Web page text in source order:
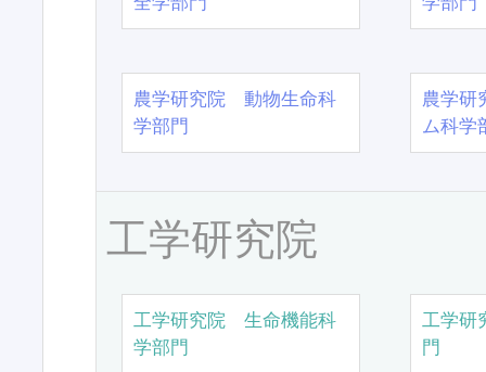
農学研究院 動物生命科
学部門
農学
ム科学
工学研究院
工学研究院 生命機能科
学部門
工学研
門